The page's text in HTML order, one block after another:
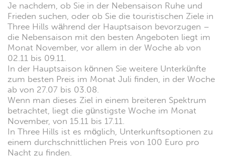
Je nachdem, ob Sie in der Nebensaison Ruhe und
Frieden suchen, oder ob Sie die touristischen Ziele in
Three Hills während der Hauptsaison bevorzugen –
die Nebensaison mit den besten Angeboten liegt im
Monat November, vor allem in der Woche ab von
02.11 bis 09.11.
In der Hauptsaison können Sie weitere Unterkünfte
zum besten Preis im Monat Juli finden, in der Woche
ab von 27.07 bis 03.08.
Wenn man dieses Ziel in einem breiteren Spektrum
betrachtet, liegt die günstigste Woche im Monat
November, von 15.11 bis 17.11.
In Three Hills ist es möglich, Unterkunftsoptionen zu
einem durchschnittlichen Preis von 100 Euro pro
Nacht zu finden.